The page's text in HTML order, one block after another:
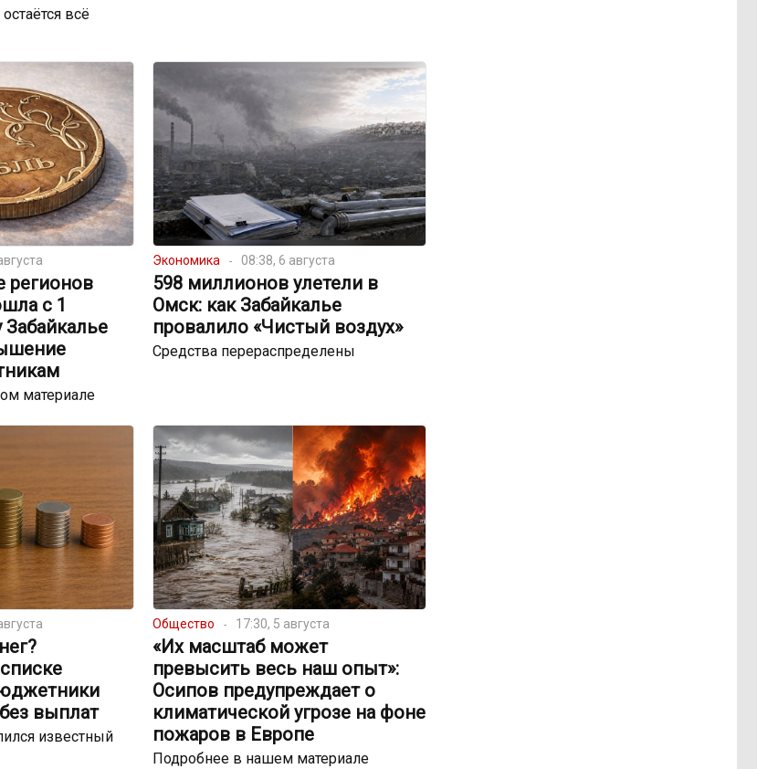
всё
регионов
с 1
Забайкалье
материале
Экономика 08:38, 6 августа
598 миллионов улетели в
Омск: как Забайкалье
провалило «Чистый воздух»
Средства перераспределены
выплат
известный
Общество 17:30, 5 августа
«Их масштаб может
превысить весь наш опыт»:
Осипов предупреждает о
климатической угрозе на фоне
пожаров в Европе
Подробнее в нашем материале